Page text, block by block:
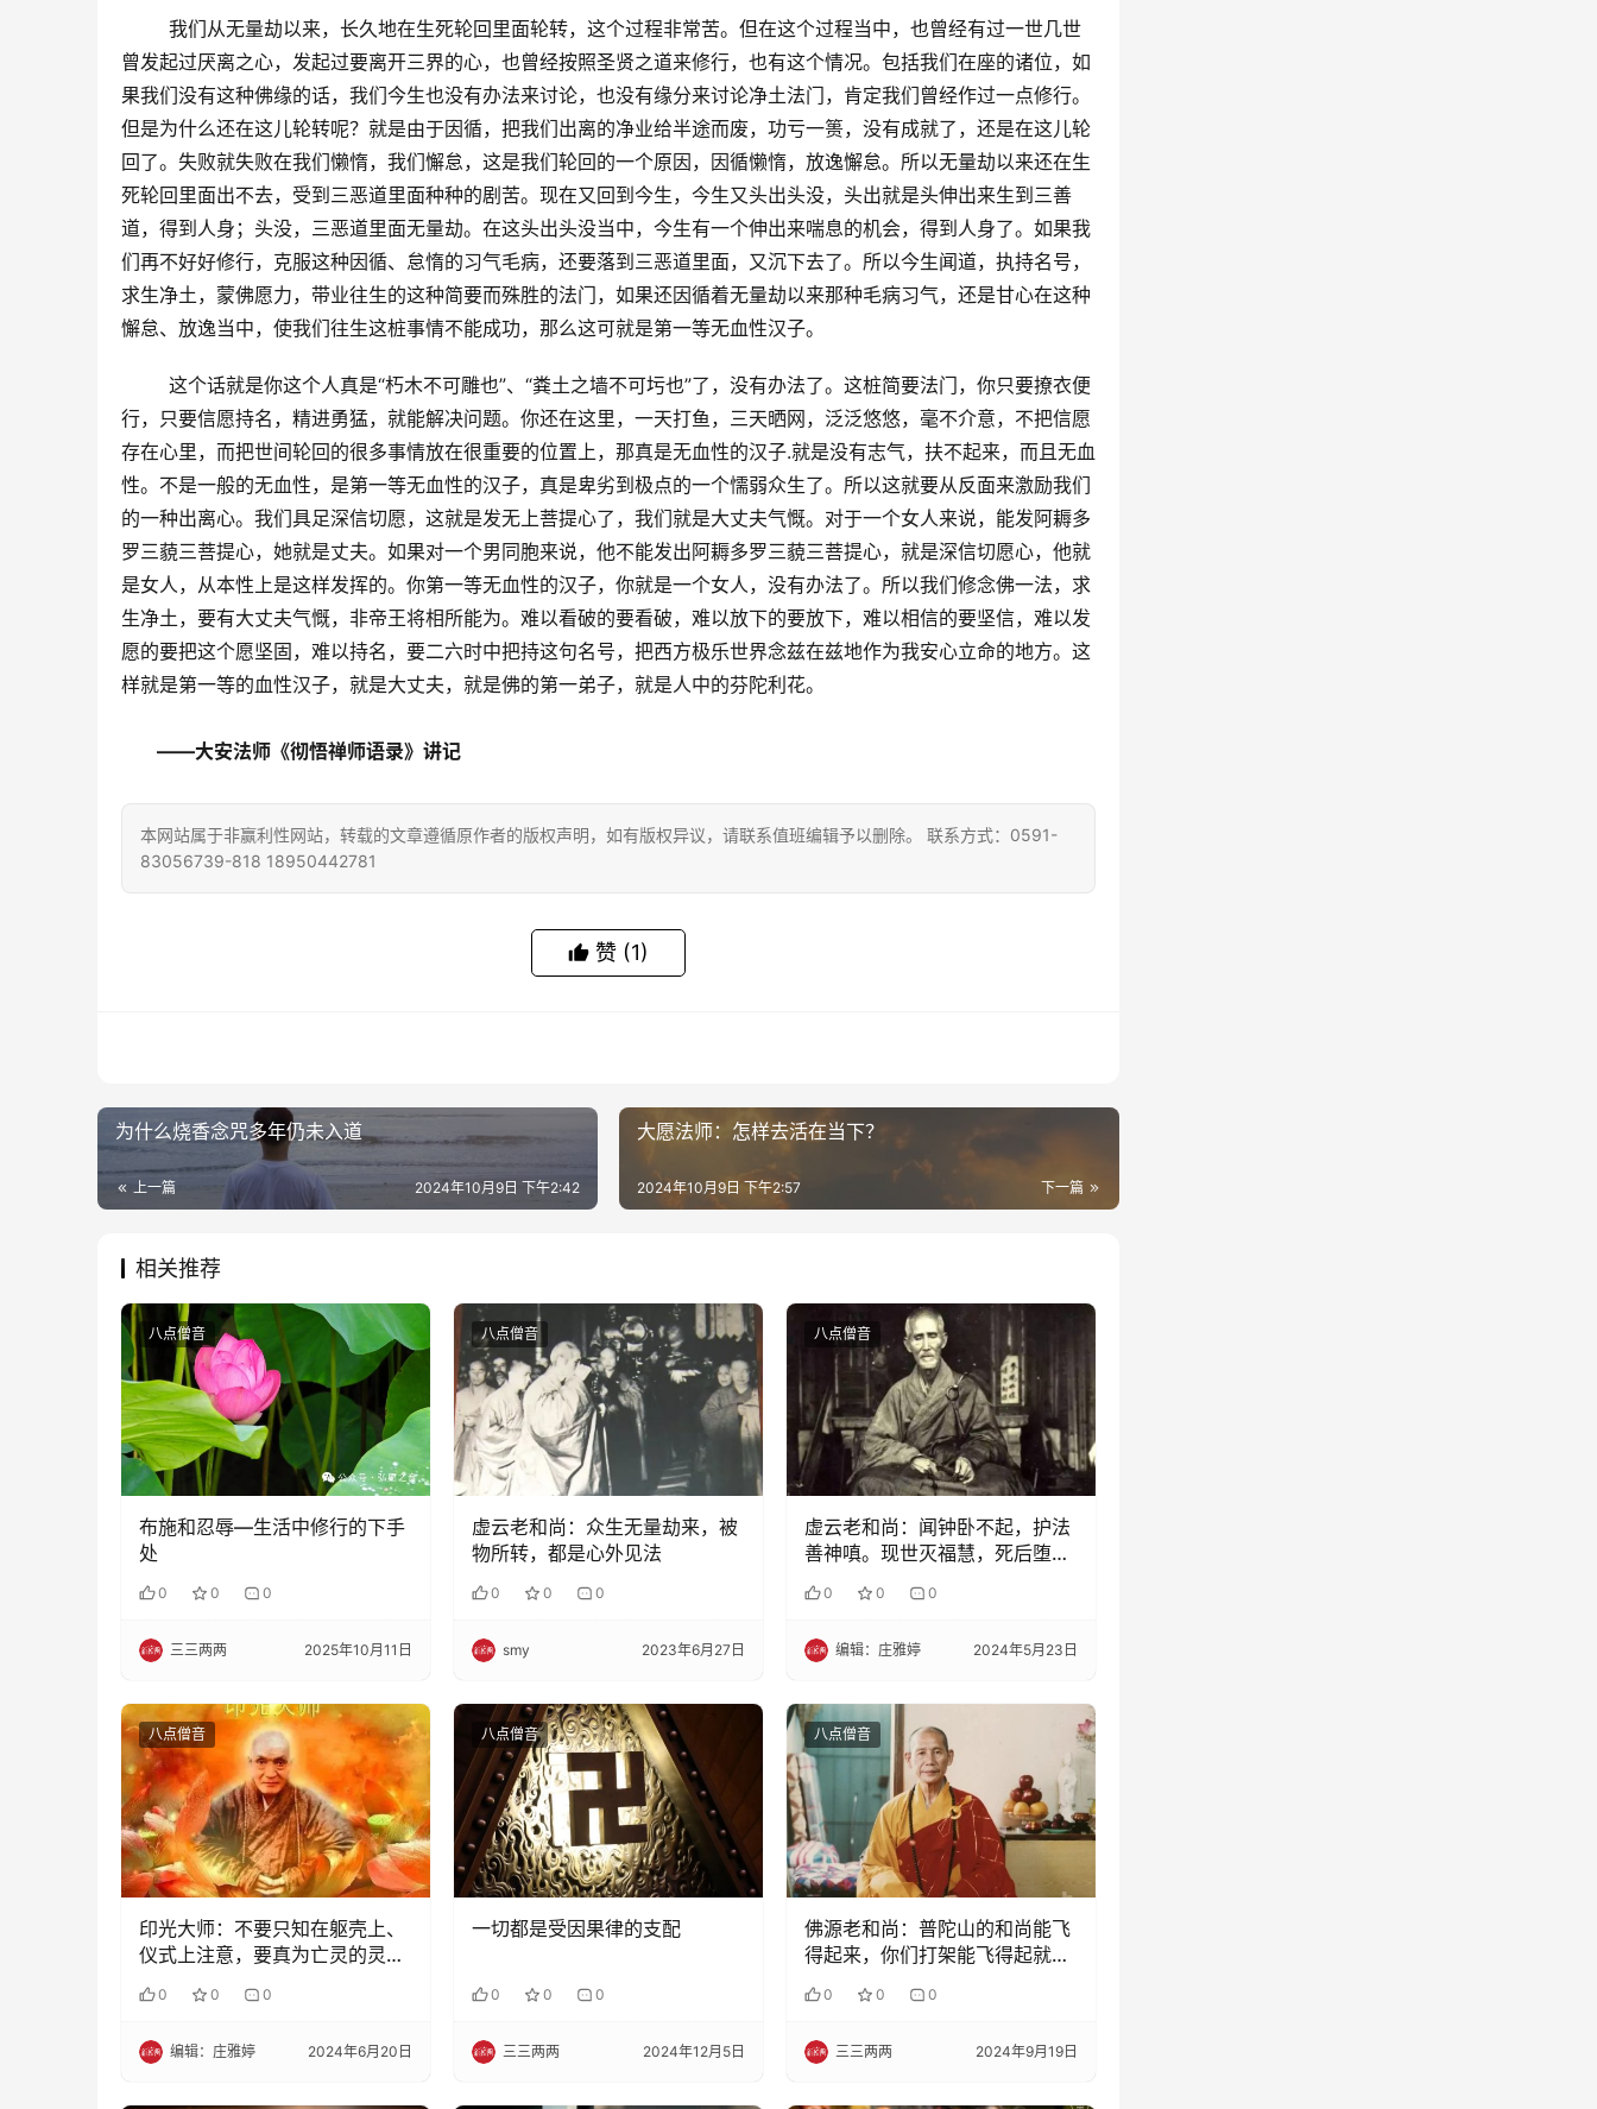
我们从无量劫以来，长久地在生死轮回里面轮转，这个过程非常苦。但在这个过程当中，也曾经有过一世几世
曾发起过厌离之心，发起过要离开三界的心，也曾经按照圣贤之道来修行，也有这个情况。包括我们在座的诸位，如
果我们没有这种佛缘的话，我们今生也没有办法来讨论，也没有缘分来讨论净土法门，肯定我们曾经作过一点修行。
但是为什么还在这儿轮转呢？就是由于因循，把我们出离的净业给半途而废，功亏一篑，没有成就了，还是在这儿轮
回了。失败就失败在我们懒惰，我们懈怠，这是我们轮回的一个原因，因循懒惰，放逸懈怠。所以无量劫以来还在生
死轮回里面出不去，受到三恶道里面种种的剧苦。现在又回到今生，今生又头出头没，头出就是头伸出来生到三善
道，得到人身；头没，三恶道里面无量劫。在这头出头没当中，今生有一个伸出来喘息的机会，得到人身了。如果我
们再不好好修行，克服这种因循、怠惰的习气毛病，还要落到三恶道里面，又沉下去了。所以今生闻道，执持名号，
求生净土，蒙佛愿力，带业往生的这种简要而殊胜的法门，如果还因循着无量劫以来那种毛病习气，还是甘心在这种
懈怠、放逸当中，使我们往生这桩事情不能成功，那么这可就是第一等无血性汉子。
这个话就是你这个人真是“朽木不可雕也”、“粪土之墙不可圬也”了，没有办法了。这桩简要法门，你只要撩衣便
行，只要信愿持名，精进勇猛，就能解决问题。你还在这里，一天打鱼，三天晒网，泛泛悠悠，毫不介意，不把信愿
存在心里，而把世间轮回的很多事情放在很重要的位置上，那真是无血性的汉子.就是没有志气，扶不起来，而且无血
性。不是一般的无血性，是第一等无血性的汉子，真是卑劣到极点的一个懦弱众生了。所以这就要从反面来激励我们
的一种出离心。我们具足深信切愿，这就是发无上菩提心了，我们就是大丈夫气慨。对于一个女人来说，能发阿耨多
罗三藐三菩提心，她就是丈夫。如果对一个男同胞来说，他不能发出阿耨多罗三藐三菩提心，就是深信切愿心，他就
是女人，从本性上是这样发挥的。你第一等无血性的汉子，你就是一个女人，没有办法了。所以我们修念佛一法，求
生净土，要有大丈夫气慨，非帝王将相所能为。难以看破的要看破，难以放下的要放下，难以相信的要坚信，难以发
愿的要把这个愿坚固，难以持名，要二六时中把持这句名号，把西方极乐世界念兹在兹地作为我安心立命的地方。这
样就是第一等的血性汉子，就是大丈夫，就是佛的第一弟子，就是人中的芬陀利花。
——大安法师《彻悟禅师语录》讲记
本网站属于非赢利性网站，转载的文章遵循原作者的版权声明，如有版权异议，请联系值班编辑予以删除。 联系方式：0591-
83056739-818 18950442781
赞 (1)
为什么烧香念咒多年仍未入道
上一篇 2024年10月9日 下午2:42
大愿法师：怎样去活在当下？
下一篇
2024年10月9日 下午2:57
相关推荐
八点僧音
布施和忍辱—生活中修行的下手
处
0 0 0
三三两两 2025年10月11日
八点僧音
虚云老和尚：众生无量劫来，被
物所转，都是心外见法
0 0 0
smy 2023年6月27日
八点僧音
虚云老和尚：闻钟卧不起，护法
善神嗔。现世灭福慧，死后堕蛇
身！
0 0 0
编辑：庄雅婷 2024年5月23日
八点僧音
印光大师：不要只知在躯壳上、
仪式上注意，要真为亡灵的灵魂
0 0 0
编辑：庄雅婷 2024年6月20日
八点僧音
一切都是受因果律的支配
0 0 0
三三两两 2024年12月5日
八点僧音
佛源老和尚：普陀山的和尚能飞
得起来，你们打架能飞得起就
0 0 0
三三两两 2024年9月19日